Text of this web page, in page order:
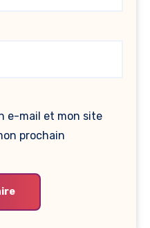
e-mail et mon site
prochain